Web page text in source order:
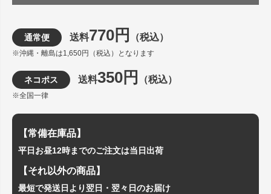
通常便 送料770円 （税込）
※沖縄・離島は1,650円（税込）となります
ネコポス 送料350円 （税込）
※全国一律
【常備在庫品】
平日お昼12時までのご注文は当日出荷
【それ以外の商品】
最短で発送日より翌日・翌々日のお届け